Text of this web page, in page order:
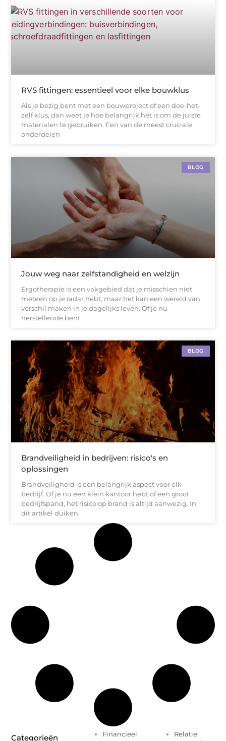
RVS fittingen: essentieel voor elke bouwklus
Als je bezig bent met een bouwproject of een doe-het-
zelf klus, dan weet je hoe belangrijk het is om de juiste
materialen te gebruiken. Een van de meest cruciale
onderdelen
BLOG
Jouw weg naar zelfstandigheid en welzijn
Ergotherapie is een vakgebied dat je misschien niet
meteen op je radar hebt, maar het kan een wereld van
verschil maken in je dagelijks leven. Of je nu
herstellende bent
BLOG
Brandveiligheid in bedrijven: risico's en
oplossingen
Brandveiligheid is een belangrijk aspect voor elk
bedrijf. Of je nu een klein kantoor hebt of een groot
bedrijfspand, het risico op brand is altijd aanwezig. In
dit artikel duiken
Categorieën
Financieel
Relatie